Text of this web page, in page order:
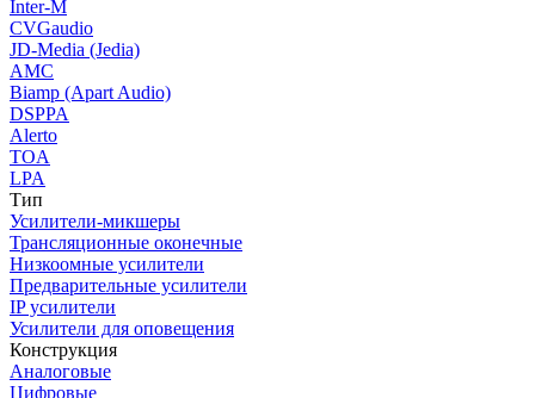
Inter-M
CVGaudio
JD-Media (Jedia)
AMC
Biamp (Apart Audio)
DSPPA
Alerto
TOA
LPA
Тип
Усилители-микшеры
Трансляционные оконечные
Низкоомные усилители
Предварительные усилители
IP усилители
Усилители для оповещения
Конструкция
Аналоговые
Цифровые